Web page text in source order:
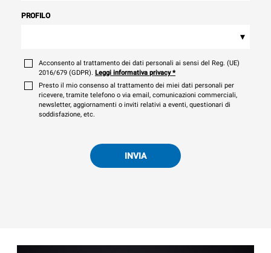
PROFILO
▾
Acconsento al trattamento dei dati personali ai sensi del Reg. (UE)
2016/679 (GDPR). Leggi informativa privacy*
Presto il mio consenso al trattamento dei miei dati personali per
ricevere, tramite telefono o via email, comunicazioni commerciali,
newsletter, aggiornamenti o inviti relativi a eventi, questionari di
soddisfazione, etc.
INVIA